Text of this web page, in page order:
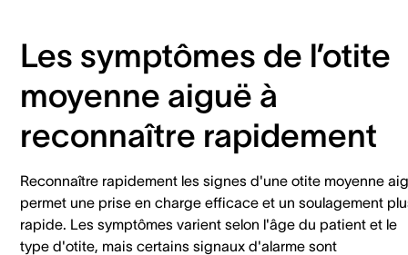
Les symptômes de l’otite
moyenne aiguë à
reconnaître rapidement
Reconnaître rapidement les signes d'une otite moyenne
permet une prise en charge efficace et un soulagement
rapide. Les symptômes varient selon l'âge du patient et le
type d'otite, mais certains signaux d'alarme sont